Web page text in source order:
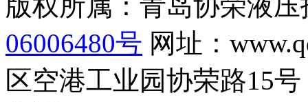
06006480号 网址：
区空港工业园协荣路15号